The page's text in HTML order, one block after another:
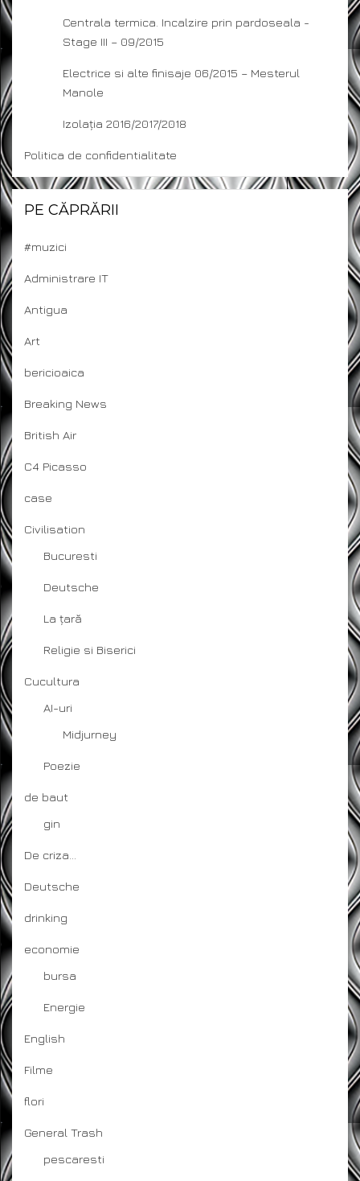
Centrala termica. Incalzire prin pardoseala -
Stage III – 09/2015
Electrice si alte finisaje 06/2015 – Mesterul
Manole
Izolația 2016/2017/2018
Politica de confidentialitate
PE CĂPRĂRII
#muzici
Administrare IT
Antigua
Art
bericioaica
Breaking News
British Air
C4 Picasso
case
Civilisation
Bucuresti
Deutsche
La țară
Religie si Biserici
Cucultura
AI-uri
Midjurney
Poezie
de baut
gin
De criza…
Deutsche
drinking
economie
bursa
Energie
English
Filme
flori
General Trash
pescaresti